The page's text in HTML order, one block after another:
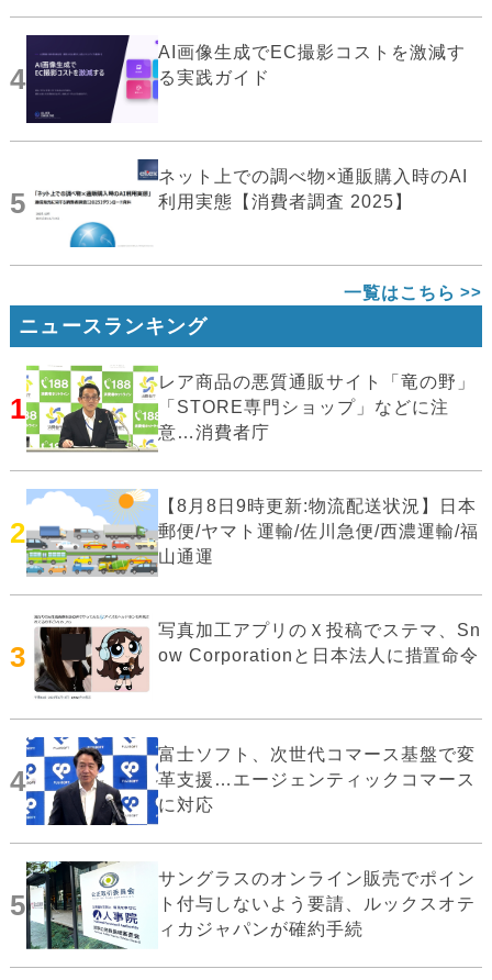
4
AI画像生成でEC撮影コストを激減す
る実践ガイド
5
ネット上での調べ物×通販購入時のAI
利用実態【消費者調査 2025】
一覧はこちら
ニュースランキング
1
レア商品の悪質通販サイト「竜の野」
「STORE専門ショップ」などに注
意…消費者庁
2
【8月8日9時更新:物流配送状況】日本
郵便/ヤマト運輸/佐川急便/西濃運輸/福
山通運
3
写真加工アプリのＸ投稿でステマ、Sn
ow Corporationと日本法人に措置命令
4
富士ソフト、次世代コマース基盤で変
革支援…エージェンティックコマース
に対応
5
サングラスのオンライン販売でポイン
ト付与しないよう要請、ルックスオテ
ィカジャパンが確約手続